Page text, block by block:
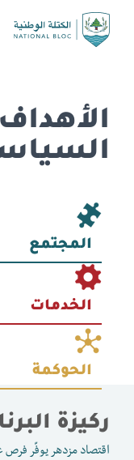
المجتمع
الخدمات
الحوكمة
ركيزة
اقتصاد مزدهر يوفّر